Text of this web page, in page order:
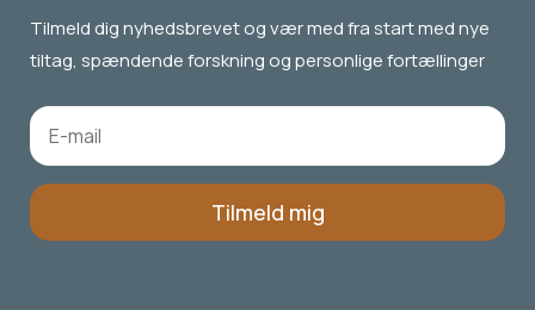
Tilmeld dignyhedsbrevetog vær med fra start med nye
tiltag, spændende forskning og personlige fortællinger
Tilmeld mig